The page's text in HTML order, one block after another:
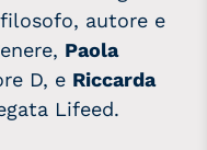
autore e
Paola
D, e Riccarda
Lifeed.